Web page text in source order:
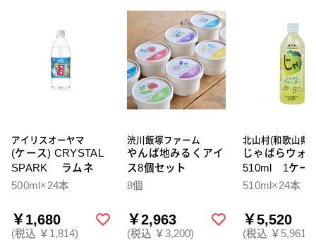
アイリスオーヤマ
(ケース) CRYSTAL
SPARK ラムネ
500ml×24本
￥1,680
(税込 ￥1,814)
渋川飯塚ファーム
やんば地みるくアイ
ス8個セット
8個
￥2,963
(税込 ￥3,200)
北山村(和歌山県)
じゃばらウォ
510ml 1ケー
本入
510ml×24本
￥5,520
(税込 ￥5,961)